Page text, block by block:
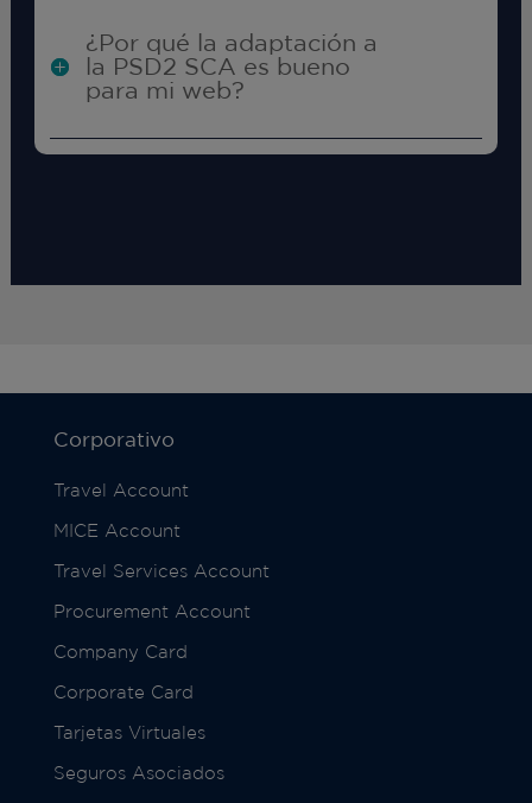
¿Por qué la adaptación a
la PSD2 SCA es bueno
para mi web?
Corporativo
Travel Account
MICE Account
Travel Services Account
Procurement Account
Company Card
Corporate Card
Tarjetas Virtuales
Seguros Asociados